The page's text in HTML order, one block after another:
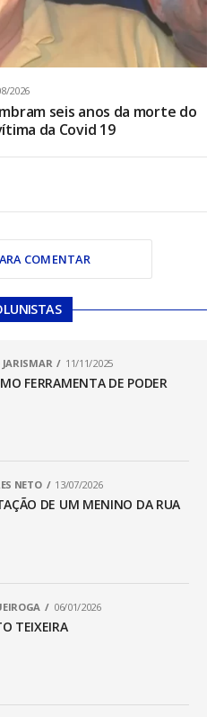
2026
seis anos da morte do
da Covid 19
COMENTAR
JARISMAR 11/11/2025
FERRAMENTA DE PODER
NETO 13/07/2026
DE UM MENINO DA RUA
06/01/2026
TEIXEIRA